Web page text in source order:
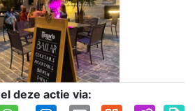
deze actie via: